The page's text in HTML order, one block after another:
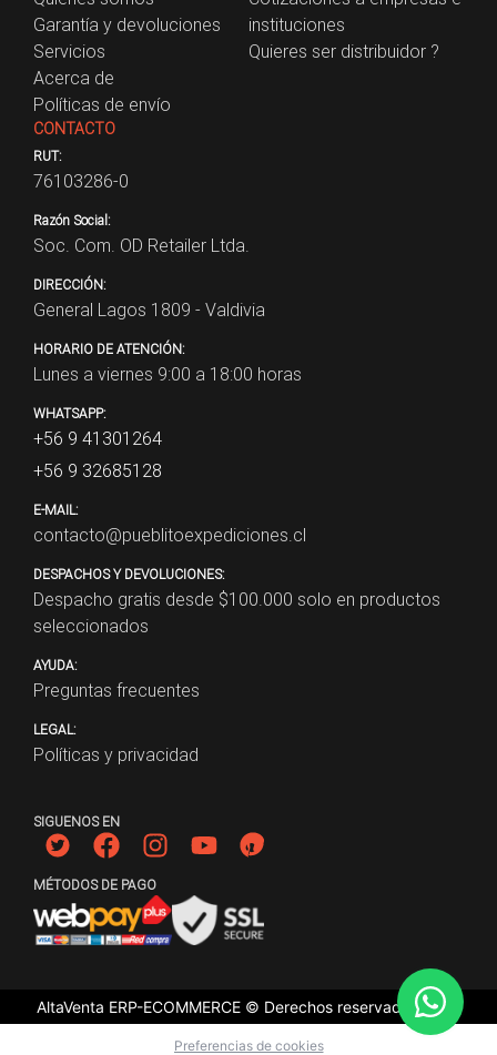
Garantía y devoluciones
Servicios
Acerca de
Políticas de envío
instituciones
Quieres ser distribuidor ?
CONTACTO
RUT:
76103286-0
Razón Social:
Soc. Com. OD Retailer Ltda.
DIRECCIÓN:
General Lagos 1809 - Valdivia
HORARIO DE ATENCIÓN:
Lunes a viernes 9:00 a 18:00 horas
WHATSAPP:
+56 9 41301264
+56 9 32685128
E-MAIL:
contacto@pueblitoexpediciones.cl
DESPACHOS Y DEVOLUCIONES:
Despacho gratis desde $100.000 solo en productos
seleccionados
AYUDA:
Preguntas frecuentes
LEGAL:
Políticas y privacidad
SIGUENOS EN
MÉTODOS DE PAGO
AltaVenta ERP-ECOMMERCE © Derechos reservados 2026
Preferencias de cookies